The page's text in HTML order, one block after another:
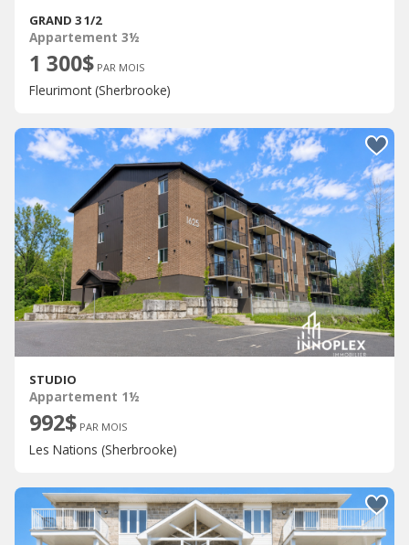
GRAND 3 1/2
Appartement 3½
1 300$ PAR MOIS
Fleurimont (Sherbrooke)
STUDIO
Appartement 1½
992$ PAR MOIS
Les Nations (Sherbrooke)